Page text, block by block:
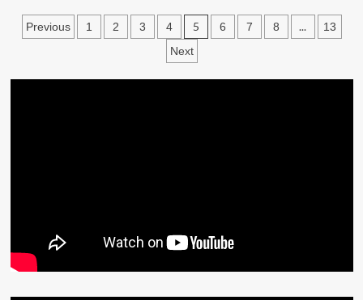
文
分
Previous 1 2 3 4 5 6 7 8 ...
13
Next